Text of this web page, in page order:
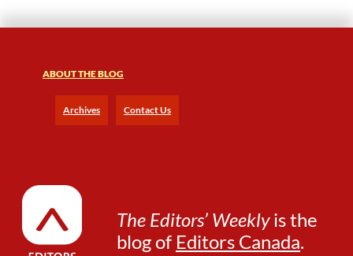
ABOUT THE BLOG
Archives Contact Us
The Editors’ Weeklyis the
blog of Editors Canada.